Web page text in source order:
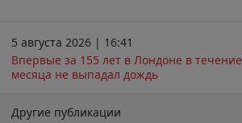
5 августа 2026 | 16:41
Впервые за 155 лет в Лондоне в течение
месяца не выпадал дождь
Другие публикации